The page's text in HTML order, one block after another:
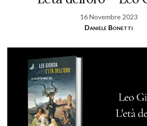
16 Novembre 2023
Daniele Bonetti